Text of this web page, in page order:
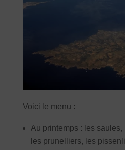
Voici le menu :
Au printemps : les saules,
les prunelliers, les